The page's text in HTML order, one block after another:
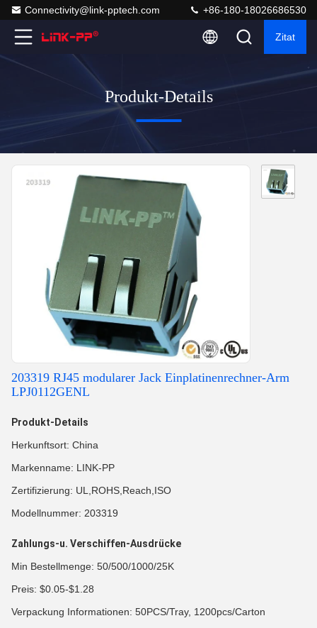
Connectivity@link-pptech.com +86-180-18026686530
Zitat
Produkt-Details
203319 RJ45 modularer Jack Einplatinenrechner-Arm
LPJ0112GENL
Produkt-Details
Herkunftsort: China
Markenname: LINK-PP
Zertifizierung: UL,ROHS,Reach,ISO
Modellnummer: 203319
Zahlungs-u. Verschiffen-Ausdrücke
Min Bestellmenge: 50/500/1000/25K
Preis: $0.05-$1.28
Verpackung Informationen: 50PCS/Tray, 1200pcs/Carton